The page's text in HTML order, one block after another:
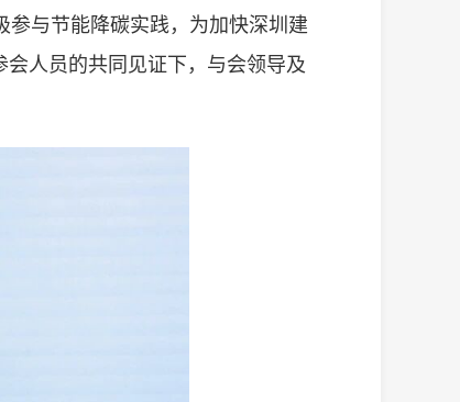
与节能降碳实践，为加快深圳建
人员的共同见证下，与会领导及